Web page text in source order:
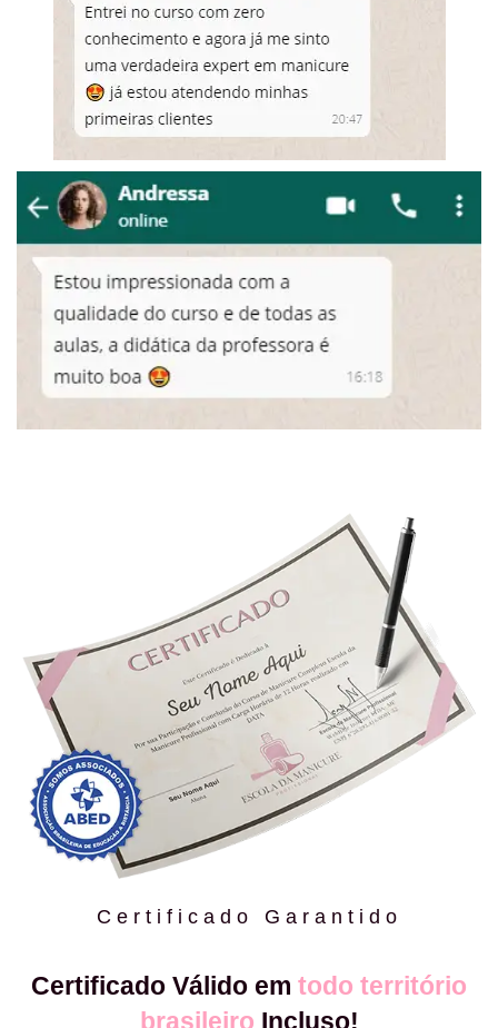
Certificado Garantido
Certificado Válido em todo território
brasileiro Incluso!